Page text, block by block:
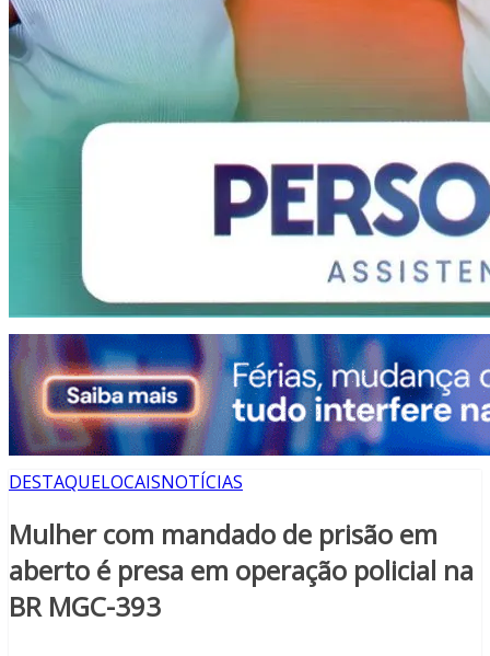
DESTAQUELOCAISNOTÍCIAS
Mulher com mandado de prisão em
aberto é presa em operação policial na
BR MGC-393